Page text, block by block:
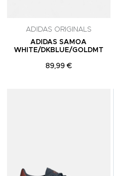
ADIDAS ORIGINALS
ADIDAS SAMOA
WHITE/DKBLUE/GOLDMT
89,99 €